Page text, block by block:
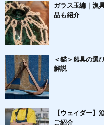
ガラス玉編｜漁
品も紹介
＜錨＞船具の選
解説
【ウェイダー】
ご紹介